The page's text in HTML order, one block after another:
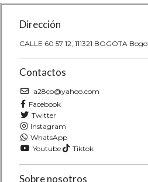
Dirección
CALLE 60 57 12, 111321 BOGOTA
Contactos
a28co@yahoo.com
Facebook
Twitter
Instagram
WhatsApp
Youtube
Tiktok
Sobre nosotros